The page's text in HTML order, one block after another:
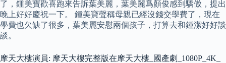
了，鍾美寶歡喜跑來告訴葉美麗，葉美麗爲顏俊感到驕傲，提出
晚上好好慶祝一下。 鍾美寶聲稱母親已經沒錢交學費了，現在
學費也欠缺了很多，葉美麗安慰兩個孩子，打算去和鍾潔好好談
談。
摩天大樓演員: 摩天大樓完整版在摩天大樓_國產劇_1080P_4K_